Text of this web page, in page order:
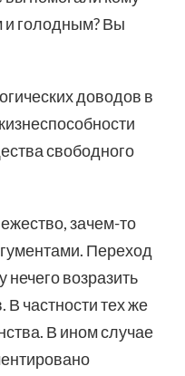
и голодным? Вы
доводов в
свободного
зачем-то
Переход
нечего возразить
В частности тех же
В ином случае